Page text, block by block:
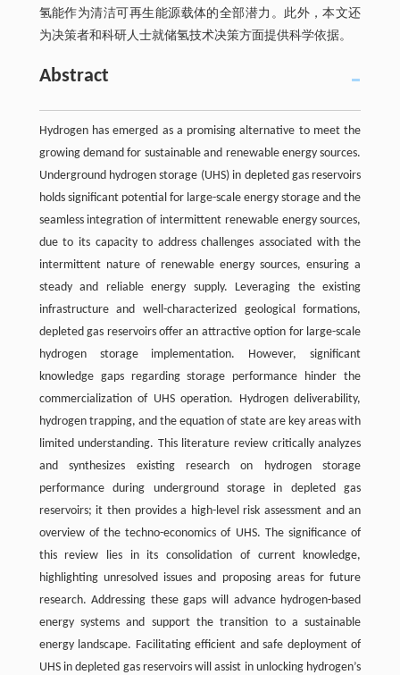
氢能作为清洁可再生能源载体的全部潜力。此外，本文还
为决策者和科研人士就储氢技术决策方面提供科学依据。
Abstract
Hydrogen has emerged as a promising alternative to meet the
growing demand for sustainable and renewable energy sources.
Underground hydrogen storage (UHS) in depleted gas reservoirs
holds significant potential for large-scale energy storage and the
seamless integration of intermittent renewable energy sources,
due to its capacity to address challenges associated with the
intermittent nature of renewable energy sources, ensuring a
steady and reliable energy supply. Leveraging the existing
infrastructure and well-characterized geological formations,
depleted gas reservoirs offer an attractive option for large-scale
hydrogen storage implementation. However, significant
knowledge gaps regarding storage performance hinder the
commercialization of UHS operation. Hydrogen deliverability,
hydrogen trapping, and the equation of state are key areas with
limited understanding. This literature review critically analyzes
and synthesizes existing research on hydrogen storage
performance during underground storage in depleted gas
reservoirs; it then provides a high-level risk assessment and an
overview of the techno-economics of UHS. The significance of
this review lies in its consolidation of current knowledge,
highlighting unresolved issues and proposing areas for future
research. Addressing these gaps will advance hydrogen-based
energy systems and support the transition to a sustainable
energy landscape. Facilitating efficient and safe deployment of
UHS in depleted gas reservoirs will assist in unlocking hydrogen’s